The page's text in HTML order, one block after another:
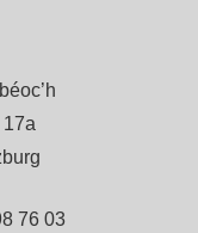
17a
76 03